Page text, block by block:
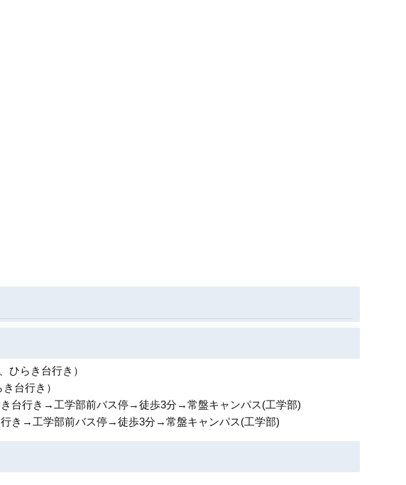
ひらき台行き）
台行き）
台行き→工学部前バス停→徒歩3分→常盤キャンパス(工学部)
き→工学部前バス停→徒歩3分→常盤キャンパス(工学部)